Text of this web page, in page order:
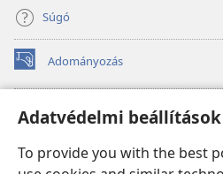
Adatvédelmi beállítások
To provide you with the best
Súgó
Adományozás
(opens
new
Őrtorony ONLINE KÖNYVTÁR
(opens
window)JW Hub
(opens